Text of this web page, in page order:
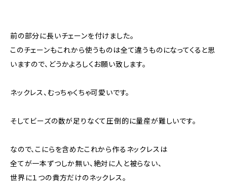
前の部分に長いチェーンを付けました。
このチェーンもこれから使うものは全て違うものになってくると思
いますので、どうかよろしくお願い致します。
ネックレス、むっちゃくちゃ可愛いです。
そしてビーズの数が足りなくて圧倒的に量産が難しいです。
なので、こにらを含めたこれから作るネックレスは
全てが一本ずつしか無い、絶対に人と被らない、
世界に１つの貴方だけのネックレス。